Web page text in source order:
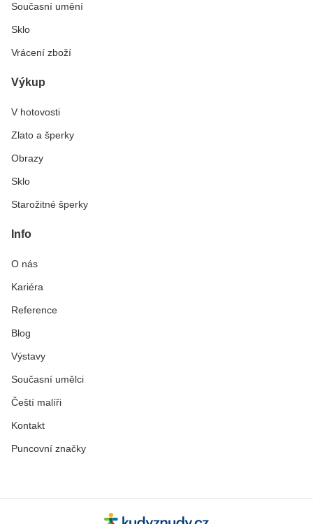
Současní umění
Sklo
Vrácení zboží
Výkup
V hotovosti
Zlato a šperky
Obrazy
Sklo
Starožitné šperky
Info
O nás
Kariéra
Reference
Blog
Výstavy
Současní umělci
Čeští malíři
Kontakt
Puncovní značky